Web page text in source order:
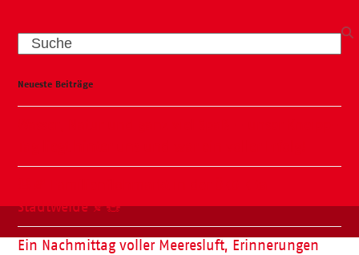
Search
Neueste Beiträge
Stadtweide 🍂🧸
Ein Nachmittag voller Meeresluft, Erinnerungen